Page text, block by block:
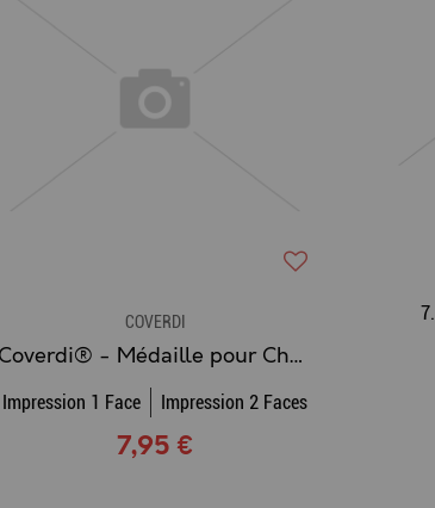
COVERDI
Coverdi® - Médaille pour Chats Tête de Chat
Impression 1 Face Impression 2 Faces
7,95 €